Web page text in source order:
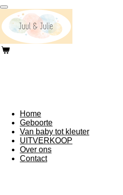
Ga
direct
naar
de
hoofdinhoud
Home
Geboorte
Van baby tot kleuter
UITVERKOOP
Over ons
Contact